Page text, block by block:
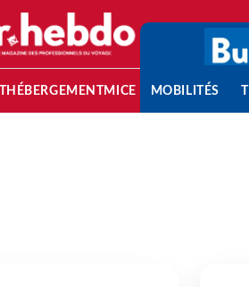
HÉBERGEMENTMICE MOBILITÉS